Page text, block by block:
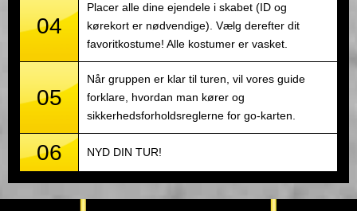
04
Placer alle dine ejendele i skabet (ID og
kørekort er nødvendige). Vælg derefter dit
favoritkostume! Alle kostumer er vasket.
05
Når gruppen er klar til turen, vil vores guide
forklare, hvordan man kører og
sikkerhedsforholdsreglerne for go-karten.
06 NYD DIN TUR!